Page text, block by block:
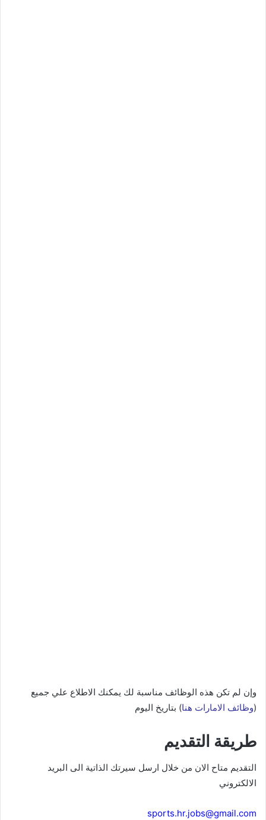
وإن لم تكن هذه الوظائف مناسبة لك يمكنك الاطلاع علي جميع
(وظائف الامارات هنا) بتاريخ اليوم
طريقة التقديم
التقديم متاح الان من خلال ارسل سيرتك الذاتية الى البريد
الالكتروني
sports.hr.jobs@gmail.com